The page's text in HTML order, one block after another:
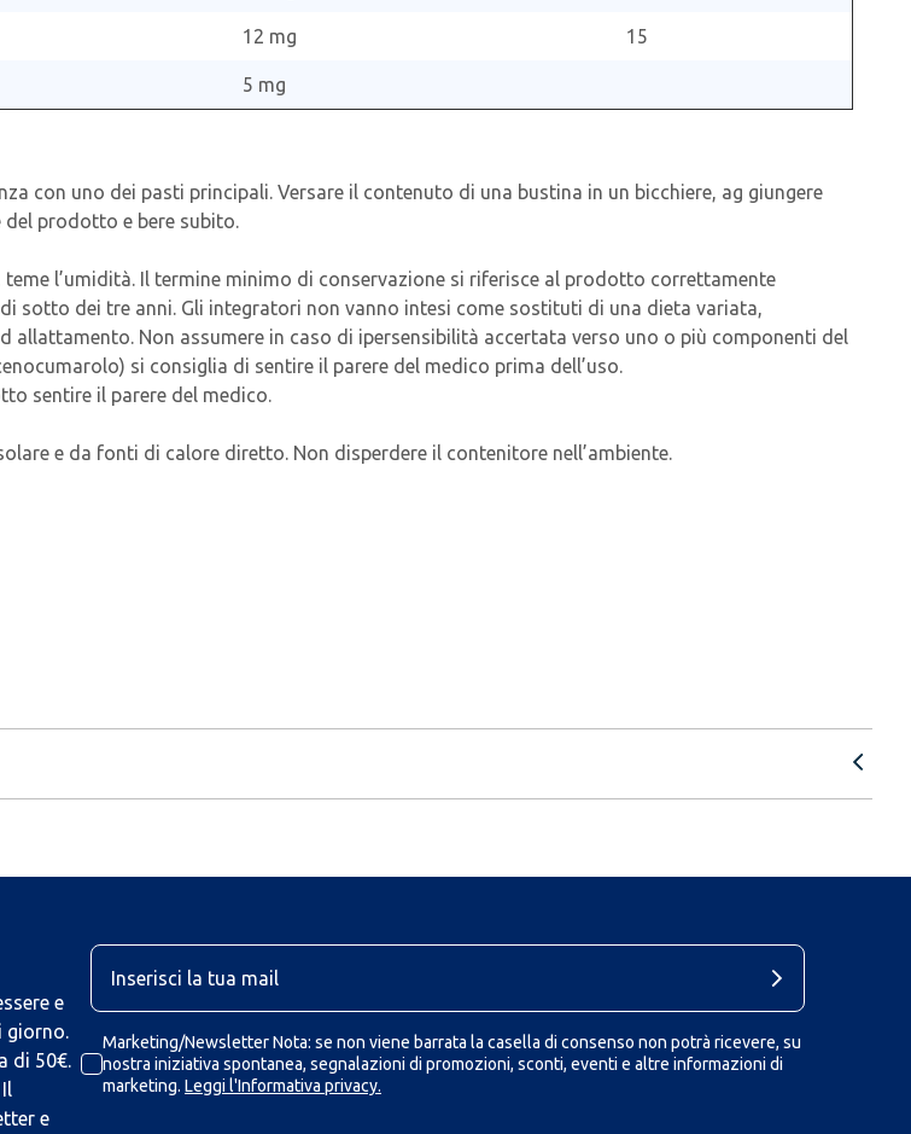
12 mg 15
5 mg
con uno dei pasti principali. Versare il contenuto di una bustina in un bicchiere, ag giungere
del prodotto e bere subito.
l’umidità. Il termine minimo di conservazione si riferisce al prodotto correttamente
sotto dei tre anni. Gli integratori non vanno intesi come sostituti di una dieta variata,
Non assumere in caso di ipersensibilità accertata verso uno o più componenti del
si consiglia di sentire il parere del medico prima dell’uso.
sentire il parere del medico.
e da fonti di calore diretto. Non disperdere il contenitore nell’ambiente.
e
giorno.
di 50€.
e
Marketing/Newsletter Nota: se non viene barrata la casella di consenso non potrà ricevere, su
nostra iniziativa spontanea, segnalazioni di promozioni, sconti, eventi e altre informazioni di
marketing. Leggi l'Informativa privacy.